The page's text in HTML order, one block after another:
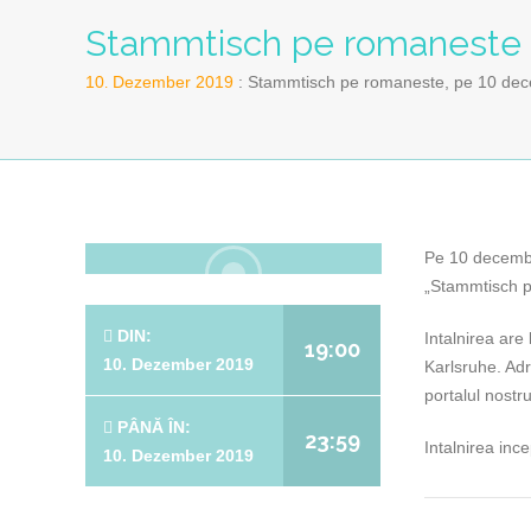
Stammtisch pe romaneste
10. Dezember 2019 Stammtisch pe romaneste, pe 10
DIN:
10. Dezember 2019
19:00
PÂNĂ ÎN:
10. Dezember 2019
23:59
Pe 10
Intalnirea are
Karlsruhe.
portalul
Intalnirea